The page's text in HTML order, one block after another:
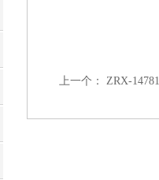
上一个： ZRX-